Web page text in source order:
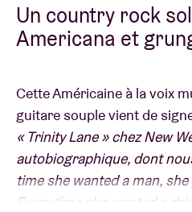
Un country rock
Americana et
Cette Américaine à la voix
guitare souple vient de
« Trinity Lane » chez New
autobiographique, dont
time she wanted a man,
Every time she wanted a